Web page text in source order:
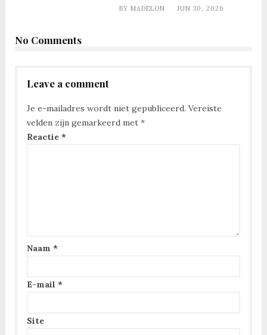
BYMADELON JUN 30, 2026
No Comments
Leave a comment
Je e-mailadres wordt niet gepubliceerd. Vereiste
velden zijn gemarkeerd met *
Reactie *
Naam *
E-mail *
Site